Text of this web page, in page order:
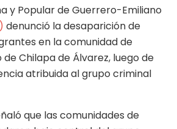
y Popular de Guerrero-Emiliano
denunció la desaparición de
en la comunidad de
Chilapa de Álvarez, luego de
atribuida al grupo criminal
que las comunidades de